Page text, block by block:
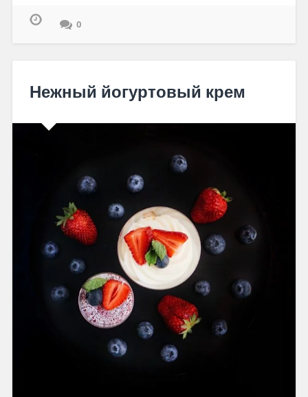
0
Нежный йогуртовый крем